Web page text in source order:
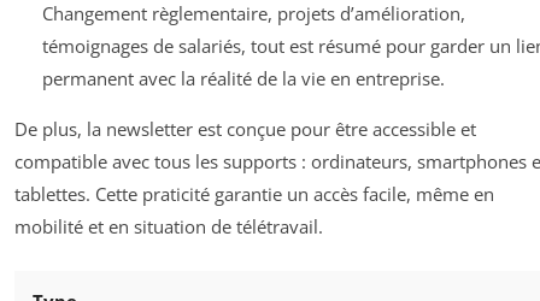
Changement règlementaire, projets d’amélioration,
témoignages de salariés, tout est résumé pour garder un
permanent avec la réalité de la vie en entreprise.
De plus, la newsletter est conçue pour être accessible et
compatible avec tous les supports : ordinateurs, smartphones
tablettes. Cette praticité garantie un accès facile, même en
mobilité et en situation de télétravail.